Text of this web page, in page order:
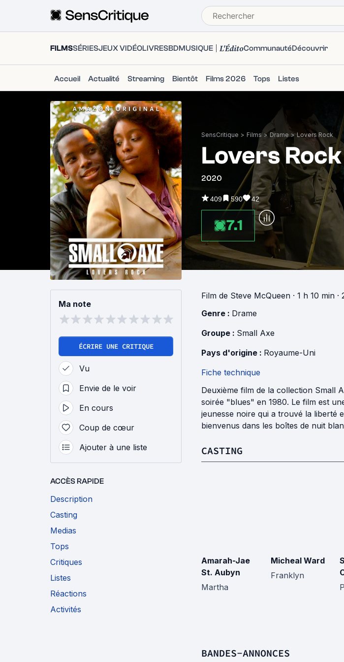
FILMSSÉRIESJEUX VIDÉOLIVRESBDMUSIQUE L'ÉditoCommunautéDécouvrir
Accueil Actualité Streaming Bientôt Films 2026 Tops Listes
SensCritique > Films > Drame > Lovers Rock
Lovers Rock
2020
409 590 42
7.1
Ma note
ÉCRIRE UNE CRITIQUE
Vu
Envie de le voir
En cours
Coup de cœur
Ajouter à une liste
ACCÈS RAPIDE
Description
Casting
Medias
Tops
Critiques
Listes
Réactions
Activités
Film de Steve McQueen · 1 h 10 min ·
Genre : Drame
Groupe : Small Axe
Pays d'origine : Royaume-Uni
Fiche technique
Deuxième film de la collection Small
soirée "blues" en 1980. Le film est
jeunesse noire qui a trouvé la liberté
bienvenus dans les boîtes de nuit
CASTING
Amarah-Jae
St. Aubyn
Martha
Micheal Ward
Franklyn
BANDES-ANNONCES